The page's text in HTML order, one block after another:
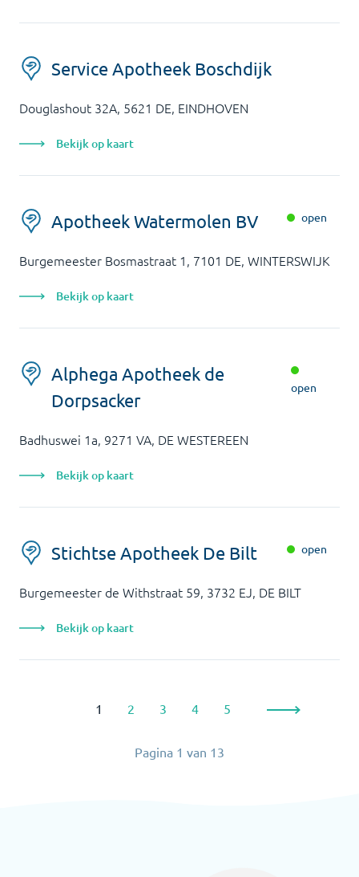
Service Apotheek Boschdijk
Douglashout 32A, 5621 DE, EINDHOVEN
Bekijk op kaart
Apotheek Watermolen BV open
Burgemeester Bosmastraat 1, 7101 DE, WINTERSWIJK
Bekijk op kaart
Alphega Apotheek de
Dorpsacker
open
Badhuswei 1a, 9271 VA, DE WESTEREEN
Bekijk op kaart
Stichtse Apotheek De Bilt open
Burgemeester de Withstraat 59, 3732 EJ, DE BILT
Bekijk op kaart
1 2 3 4 5
Pagina 1 van 13